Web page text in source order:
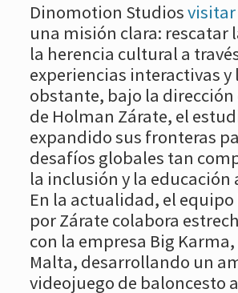
Dinomotion Studiosvisitar
una misión clara: rescatar
la herencia cultural a
experiencias interactivas y
obstante, bajo la dirección
de Holman Zárate, el
expandido sus fronteras
desafíos globales tan
la inclusión y la
En la actualidad, el
por Zárate colabora
con la empresa Big
Malta, desarrollando un
videojuego de baloncesto